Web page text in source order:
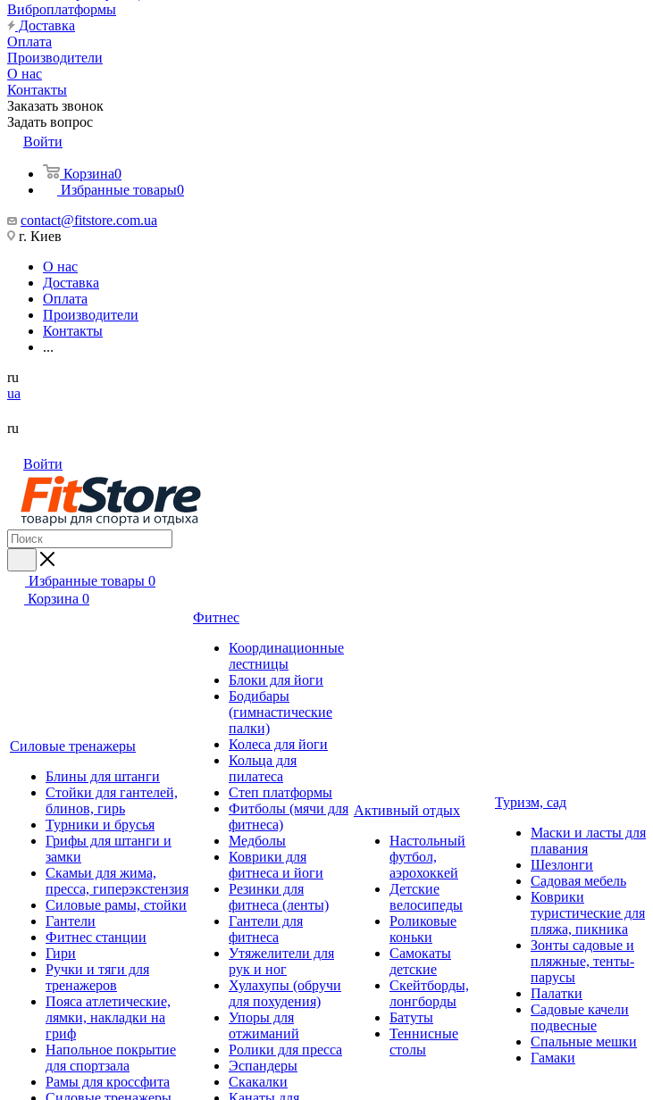
Виброплатформы
Доставка
Оплата
Производители
О нас
Контакты
Заказать звонок
Задать вопрос
Войти
Корзина0
Избранные товары0
contact@fitstore.com.ua
г. Киев
О нас
Доставка
Оплата
Производители
Контакты
...
ru
ua
ru
Войти
Избранные товары 0
Корзина 0
Силовые тренажеры
Блины для штанги
Стойки для гантелей,
блинов, гирь
Турники и брусья
Грифы для штанги и
замки
Скамьи для жима,
пресса, гиперэкстензия
Силовые рамы, стойки
Гантели
Фитнес станции
Гири
Ручки и тяги для
тренажеров
Пояса атлетические,
лямки, накладки на
гриф
Напольное покрытие
для спортзала
Рамы для кроссфита
Фитнес
Координационные
лестницы
Блоки для йоги
Бодибары
(гимнастические
палки)
Колеса для йоги
Кольца для
пилатеса
Степ платформы
Фитболы (мячи для
фитнеса)
Медболы
Коврики для
фитнеса и йоги
Резинки для
фитнеса (ленты)
Гантели для
фитнеса
Утяжелители для
рук и ног
Хулахупы (обручи
для похудения)
Упоры для
отжиманий
Ролики для пресса
Эспандеры
Скакалки
Активный отдых
Настольный
футбол,
аэрохоккей
Детские
велосипеды
Роликовые
коньки
Самокаты
детские
Скейтборды,
лонгборды
Батуты
Теннисные
столы
Туризм, сад
Маски и ласты для
плавания
Шезлонги
Садовая мебель
Коврики
туристические для
пляжа, пикника
Зонты садовые и
пляжные, тенты-
парусы
Палатки
Садовые качели
подвесные
Спальные мешки
Гамаки